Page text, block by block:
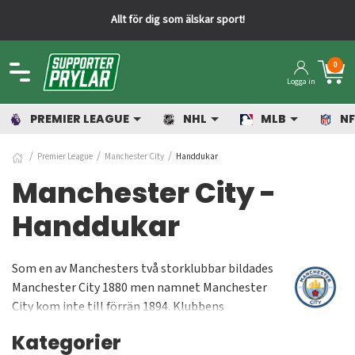
Allt för dig som älskar sport!
Logga in
0
PREMIER LEAGUE NHL MLB
Premier League Manchester City Handdukar
Manchester City -
Handdukar
Som en av Manchesters två storklubbar bildades
Manchester City 1880 men namnet Manchester
City kom inte till förrän 1894. Klubbens
sämre period köptes laget 2008 av Abu Dhabi
Kategorier